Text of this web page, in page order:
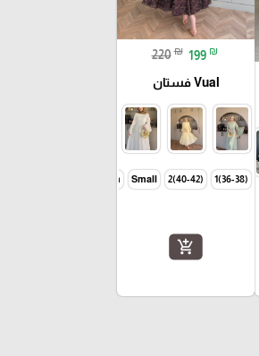
220 ₪ 199 ₪
Vual فستان
(36-38)1
(40-42)2
Small
Meduim
add_shopping_cart